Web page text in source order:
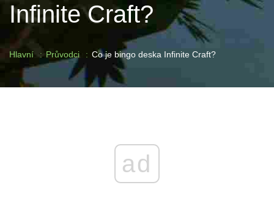
Infinite Craft?
Hlavní Průvodci Co je bingo deska Infinite Craft?
ad